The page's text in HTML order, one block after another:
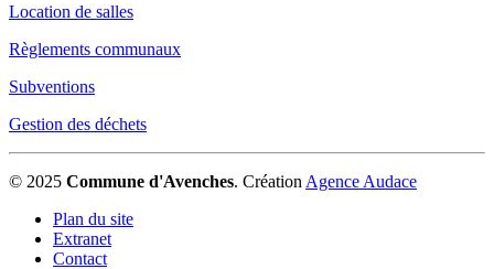
Location de salles
Règlements communaux
Subventions
Gestion des déchets
© 2025 Commune d'Avenches. Création Agence Audace
Plan du site
Extranet
Contact